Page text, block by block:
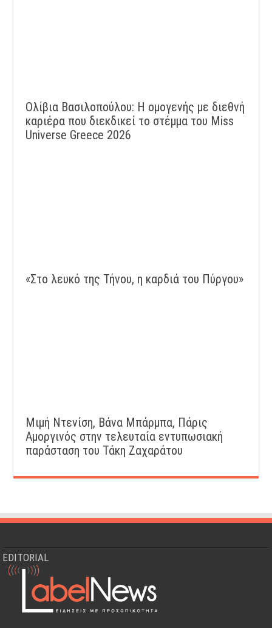
Ολίβια Βασιλοπούλου: Η ομογενής με διεθνή
καριέρα που διεκδικεί το στέμμα του Miss
Universe Greece 2026
«Στο λευκό της Τήνου, η καρδιά του Πύργου»
Μιμή Ντενίση, Βάνα Μπάρμπα, Πάρις
Αμοργινός στην τελευταία εντυπωσιακή
παράσταση του Τάκη Ζαχαράτου
EDITORIAL